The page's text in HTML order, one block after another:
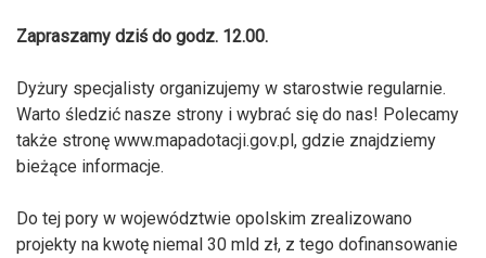
Zapraszamy dziś do godz. 12.00.
Dyżury specjalisty organizujemy w starostwie regularnie.
Warto śledzić nasze strony i wybrać się do nas! Polecamy
także stronę www.mapadotacji.gov.pl, gdzie znajdziemy
bieżące informacje.
Do tej pory w województwie opolskim zrealizowano
projekty na kwotę niemal 30 mld zł, z tego dofinansowanie